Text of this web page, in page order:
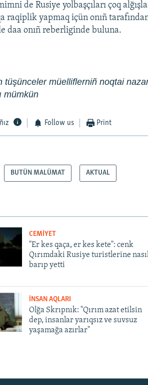
de Rusiye yolbaşçıları çoq
raqiplik yapmaq içün onıñ
daa onıñ reberliginde buluna.
müelliflerniñ noqtai
mümkün
Follow us Print
BUTÜN MALÜMAT AKTUAL
CEMİYET
"Er kes qaça, er kes kete": cenk
Qırımdaki Rusiye turistlerine
barıp yetti
İNSAN AQLARI
Olğa Skrıpnık: "Qırım azat etilsin
dep, insanlar yarıqsız ve suvsuz
yaşamağa azırlar"